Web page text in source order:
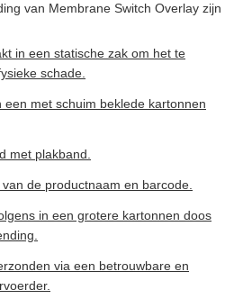
van Membrane Switch Overlay zijn
in een statische zak om het te
schade.
een met schuim beklede kartonnen
met plakband.
de productnaam en barcode.
in een grotere kartonnen doos
via een betrouwbare en